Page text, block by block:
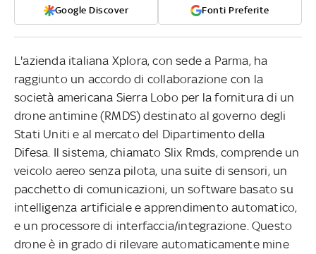
Google Discover Fonti Preferite
L'azienda italiana Xplora, con sede a Parma, ha
raggiunto un accordo di collaborazione con la
società americana Sierra Lobo per la fornitura di un
drone antimine (RMDS) destinato al governo degli
Stati Uniti e al mercato del Dipartimento della
Difesa. Il sistema, chiamato Slix Rmds, comprende un
veicolo aereo senza pilota, una suite di sensori, un
pacchetto di comunicazioni, un software basato su
intelligenza artificiale e apprendimento automatico,
e un processore di interfaccia/integrazione. Questo
drone è in grado di rilevare automaticamente mine